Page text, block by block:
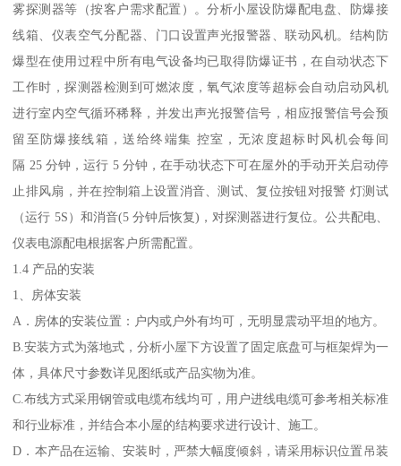
雾探测器等（按客户需求配置）。分析小屋设防爆配电盘、防爆接
线箱、仪表空气分配器、门口设置声光报警器、联动风机。结构防
爆型在使用过程中所有电气设备均已取得防爆证书，在自动状态下
工作时，探测器检测到可燃浓度，氧气浓度等超标会自动启动风机
进行室内空气循环稀释，并发出声光报警信号，相应报警信号会预
留至防爆接线箱，送给终端集 控室，无浓度超标时风机会每间
隔 25 分钟，运行 5 分钟，在手动状态下可在屋外的手动开关启动停
止排风扇，并在控制箱上设置消音、测试、复位按钮对报警 灯测试
（运行 5S）和消音(5 分钟后恢复)，对探测器进行复位。公共配电、
仪表电源配电根据客户所需配置。
1.4 产品的安装
1、房体安装
A．房体的安装位置：户内或户外有均可，无明显震动平坦的地方。
B.安装方式为落地式，分析小屋下方设置了固定底盘可与框架焊为一
体，具体尺寸参数详见图纸或产品实物为准。
C.布线方式采用钢管或电缆布线均可，用户进线电缆可参考相关标准
和行业标准，并结合本小屋的结构要求进行设计、施工。
D．本产品在运输、安装时，严禁大幅度倾斜，请采用标识位置吊装